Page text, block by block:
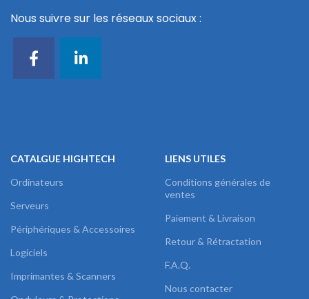
Nous suivre sur les réseaux sociaux :
CATALGUE HIGHTECH
Ordinateurs
Serveurs
Périphériques & Accessoires
Logiciels
Imprimantes & Scanners
LIENS UTILES
Conditions générales de
ventes
Paiement & Livraison
Retour & Rétractation
F.A.Q.
Nous contacter